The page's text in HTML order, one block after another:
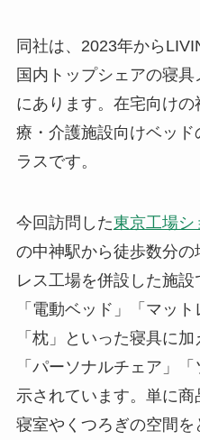
同社は、2023年から
国内トップシェアの寝
にあります。在宅向け
療・介護施設向けベッ
ラスです。
今回訪問した東京工場シ
の中神駅から徒歩数分の
レス工場を併設した施設
「電動ベッド」「マット
「枕」といった寝具に
「パーソナルチェア」
示されています。単に商
寝室やくつろぎの空間を